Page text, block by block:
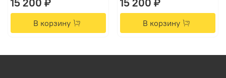
В корзину В корзину